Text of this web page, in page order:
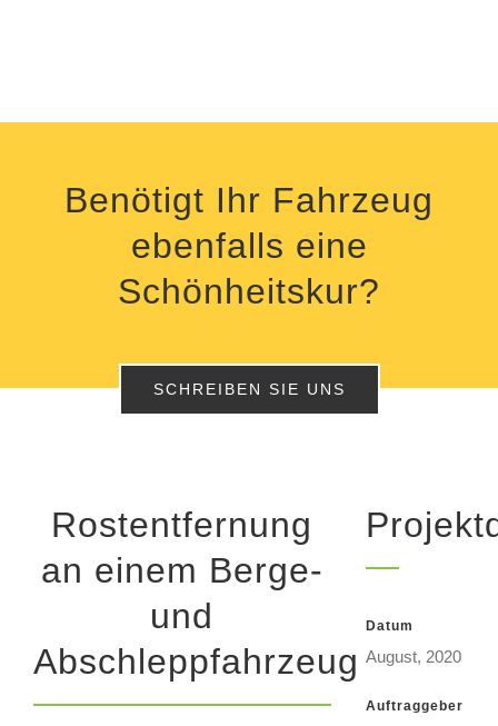
Benötigt Ihr Fahrzeug
ebenfalls eine
Schönheitskur?
SCHREIBEN SIE UNS
Rostentfernung
an einem Berge-
und
Abschleppfahrzeug
Datum
August, 2020
Auftraggeber